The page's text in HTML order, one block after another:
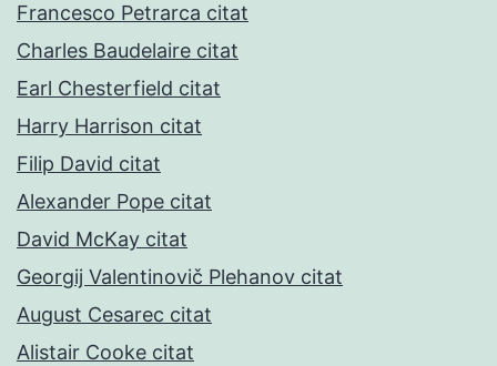
Francesco Petrarca citat
Charles Baudelaire citat
Earl Chesterfield citat
Harry Harrison citat
Filip David citat
Alexander Pope citat
David McKay citat
Georgij Valentinovič Plehanov citat
August Cesarec citat
Alistair Cooke citat